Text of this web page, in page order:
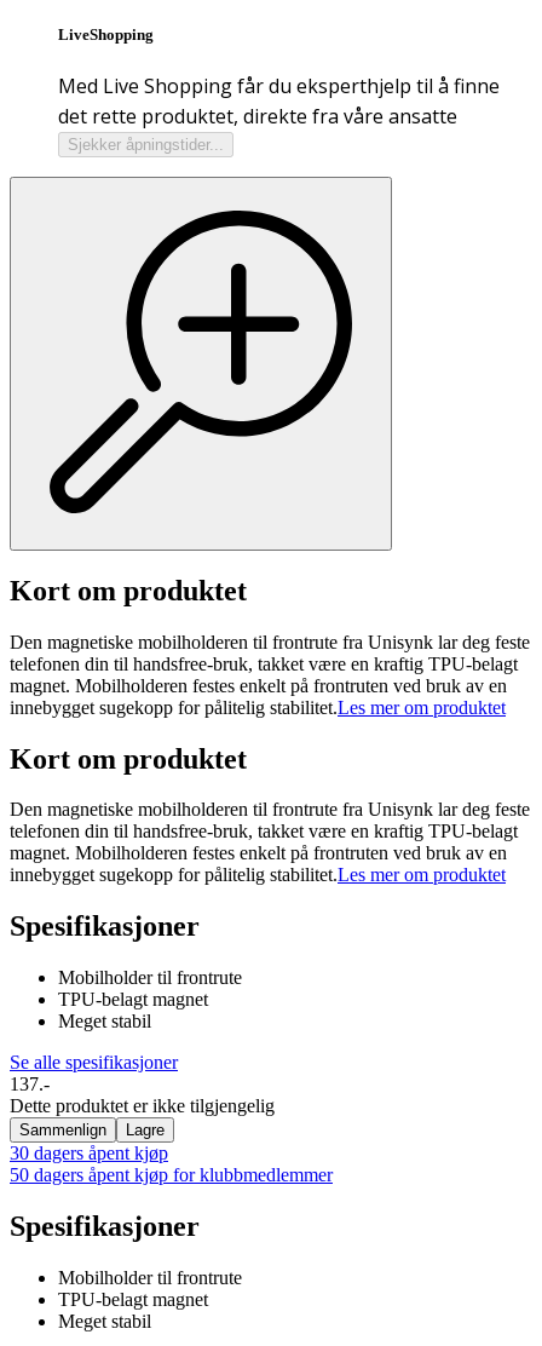
LiveShopping
Med Live Shopping får du eksperthjelp til å finne
det rette produktet, direkte fra våre ansatte
Sjekker åpningstider...
Kort om produktet
Den magnetiske mobilholderen til frontrute fra Unisynk lar deg feste
telefonen din til handsfree-bruk, takket være en kraftig TPU-belagt
magnet. Mobilholderen festes enkelt på frontruten ved bruk av en
innebygget sugekopp for pålitelig stabilitet.Les mer om produktet
Kort om produktet
Den magnetiske mobilholderen til frontrute fra Unisynk lar deg feste
telefonen din til handsfree-bruk, takket være en kraftig TPU-belagt
magnet. Mobilholderen festes enkelt på frontruten ved bruk av en
innebygget sugekopp for pålitelig stabilitet.Les mer om produktet
Spesifikasjoner
Mobilholder til frontrute
TPU-belagt magnet
Meget stabil
Se alle spesifikasjoner
137.-
Dette produktet er ikke tilgjengelig
Sammenlign Lagre
30 dagers åpent kjøp
50 dagers åpent kjøp for klubbmedlemmer
Spesifikasjoner
Mobilholder til frontrute
TPU-belagt magnet
Meget stabil